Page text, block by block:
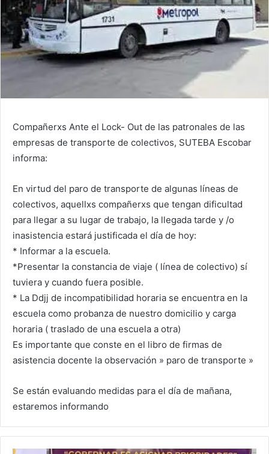
Compañerxs Ante el Lock- Out de las patronales de las
empresas de transporte de colectivos, SUTEBA Escobar
informa:
En virtud del paro de transporte de algunas líneas de
colectivos, aquellxs compañerxs que tengan dificultad
para llegar a su lugar de trabajo, la llegada tarde y /o
inasistencia estará justificada el día de hoy:
* Informar a la escuela.
*Presentar la constancia de viaje ( línea de colectivo) sí
tuviera y cuando fuera posible.
* La Ddjj de incompatibilidad horaria se encuentra en la
escuela como probanza de nuestro domicilio y carga
horaria ( traslado de una escuela a otra)
Es importante que conste en el libro de firmas de
asistencia docente la observación » paro de transporte »
Se están evaluando medidas para el día de mañana,
estaremos informando